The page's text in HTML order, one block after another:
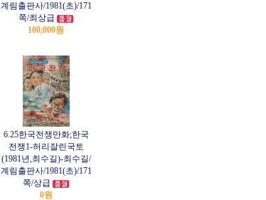
계림출판사/1981(초)/171
쪽/최상급
100,000원
6.25한국전쟁만화;한국
전쟁1-허리잘린국토
(1981년,최수길)-최수길/
계림출판사/1981(초)/171
쪽/상급
0원